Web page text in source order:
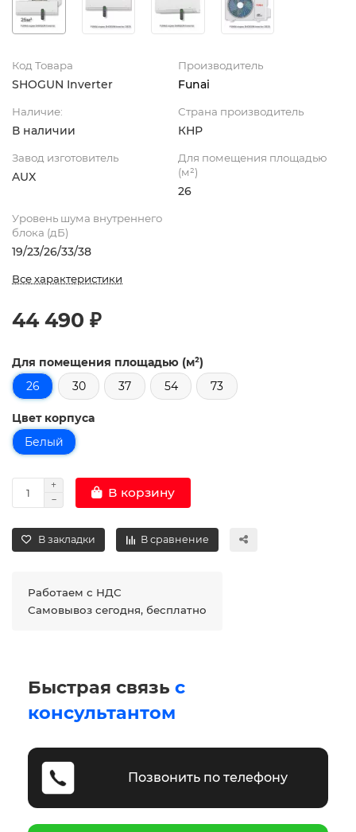
Код Товара
SHOGUN Inverter
Производитель
Funai
Наличие:
В наличии
Страна производитель
КНР
Завод изготовитель
AUX
Для помещения площадью
(м²)
26
Уровень шума внутреннего
блока (дБ)
19/23/26/33/38
Все характеристики
44 490 ₽
Для помещения площадью (м²)
26
30 37 54 73
Цвет корпуса
Белый
В корзину
В закладки В сравнение
Работаем с НДС
Самовывоз сегодня, бесплатно
Быстрая связь с
консультантом
Позвонить по телефону